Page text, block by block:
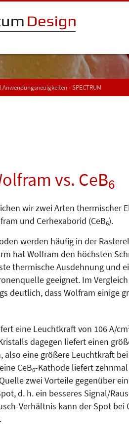
- SPECTRUM
vs. CeB6
wir zwei Arten thermischer
und Cer­hexaborid (CeB6).
werden häufig in der
hat Wolfram den höchsten
thermi­sche Ausdehnung und
geeignet. Im
deutlich, dass Wolfram einige
eine Leucht­kraft von 106 A/
dagegen liefert einen
also eine größere Leuchtkraft
CeB6-Kathode lie­fert
zwei Vorteile gegenüber
d. h. ein besseres Signal/
Verhält­nis kann der Spot bei